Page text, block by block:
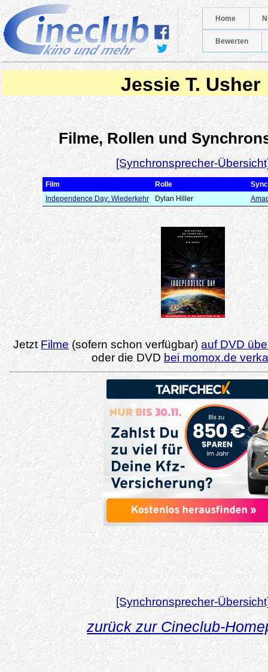
Home
Bewerten
Jessie T. Usher
Filme, Rollen und
[Synchronsprecher-
Film Rolle
Independence Day: Wiederkehr
Dylan Hiller
Jetzt Filme (sofern schon verfügbar)auf DVD
oder die DVD bei momox.de
[Synchronsprecher-
zurück zur Cineclub-